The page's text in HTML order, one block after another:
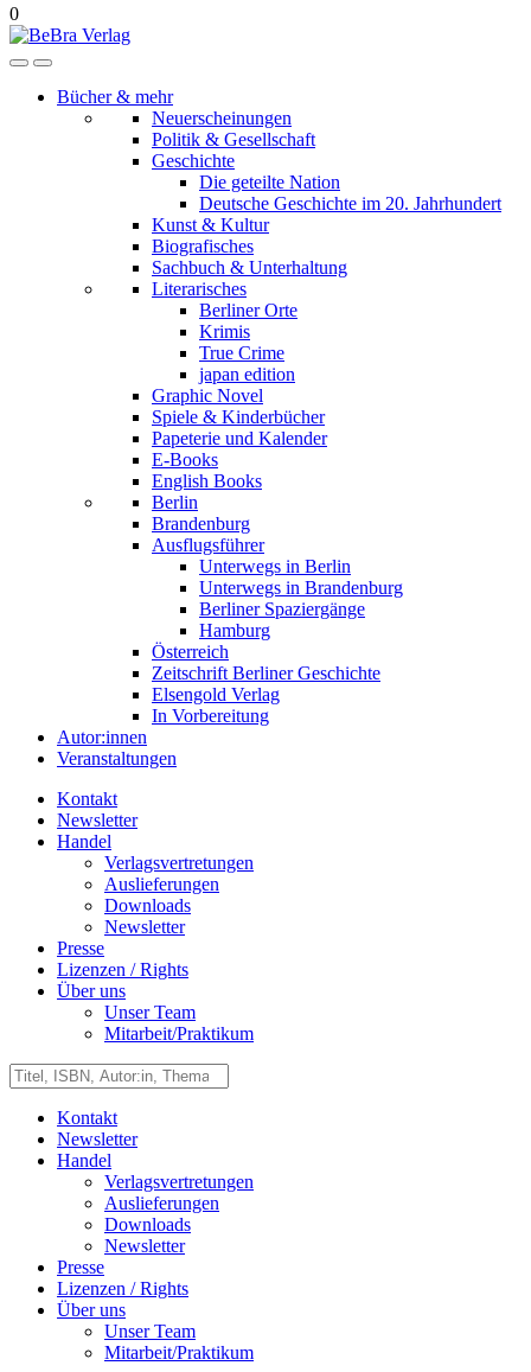
0
Bücher & mehr
Neuerscheinungen
Politik & Gesellschaft
Geschichte
Die geteilte Nation
Deutsche Geschichte im 20. Jahrhundert
Kunst & Kultur
Biografisches
Sachbuch & Unterhaltung
Literarisches
Berliner Orte
Krimis
True Crime
japan edition
Graphic Novel
Spiele & Kinderbücher
Papeterie und Kalender
E-Books
English Books
Berlin
Brandenburg
Ausflugsführer
Unterwegs in Berlin
Unterwegs in Brandenburg
Berliner Spaziergänge
Hamburg
Österreich
Zeitschrift Berliner Geschichte
Elsengold Verlag
In Vorbereitung
Autor:innen
Veranstaltungen
Kontakt
Newsletter
Handel
Verlagsvertretungen
Auslieferungen
Downloads
Newsletter
Presse
Lizenzen / Rights
Über uns
Unser Team
Mitarbeit/Praktikum
Kontakt
Newsletter
Handel
Verlagsvertretungen
Auslieferungen
Downloads
Newsletter
Presse
Lizenzen / Rights
Über uns
Unser Team
Mitarbeit/Praktikum